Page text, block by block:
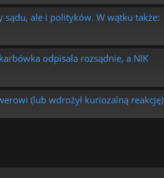
sądu, ale i polityków. W wątku także:
odpisała rozsądnie, a NIK
(lub wdrożył kuriozalną reakcję)